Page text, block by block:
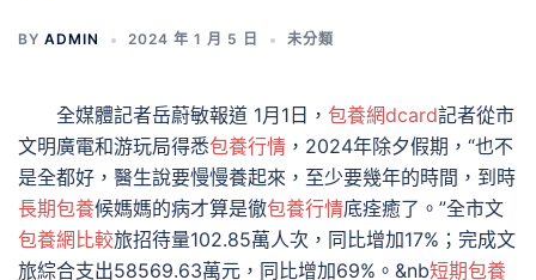
BY ADMIN 2024 年 1 月 5 日 未分類
全媒體記者岳蔚敏報道 1月1日， 包養網dcard記者從市
文明廣電和游玩局得悉包養行情 ，2024年除夕假期，“也不
是全都好，醫生說要慢慢養起來，至少要幾年的時間，到時
長期包養候媽媽的病才算是徹包養行情底痊癒了。”全市文
包養網比較旅招待量102.85萬人次，同比增加17%；完成文
旅綜合支出58569.63萬元，同比增加69%。&nb短期包養